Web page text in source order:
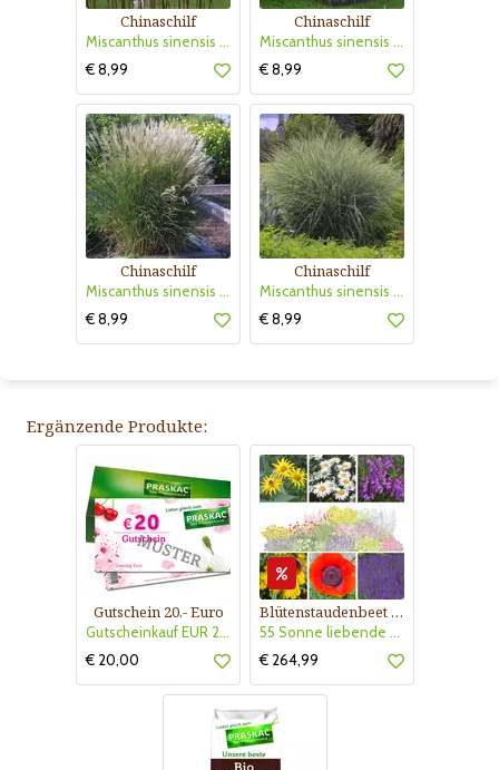
Chinaschilf
Miscanthus sinensis 'Graziella'
€ 8,99
Chinaschilf
Miscanthus sinensis 'Große Fontäne'
€ 8,99
Chinaschilf
Miscanthus sinensis 'Kleine Silberspinne'
€ 8,99
Chinaschilf
Miscanthus sinensis 'Morning Light'
€ 8,99
Ergänzende Produkte:
Gutschein 20.- Euro
Gutscheinkauf EUR 20.-
€ 20,00
Blütenstaudenbeet Kollektion Nr. 504
55 Sonne liebende Stauden für 6 m² Beet mit Pflanzplan
€ 264,99